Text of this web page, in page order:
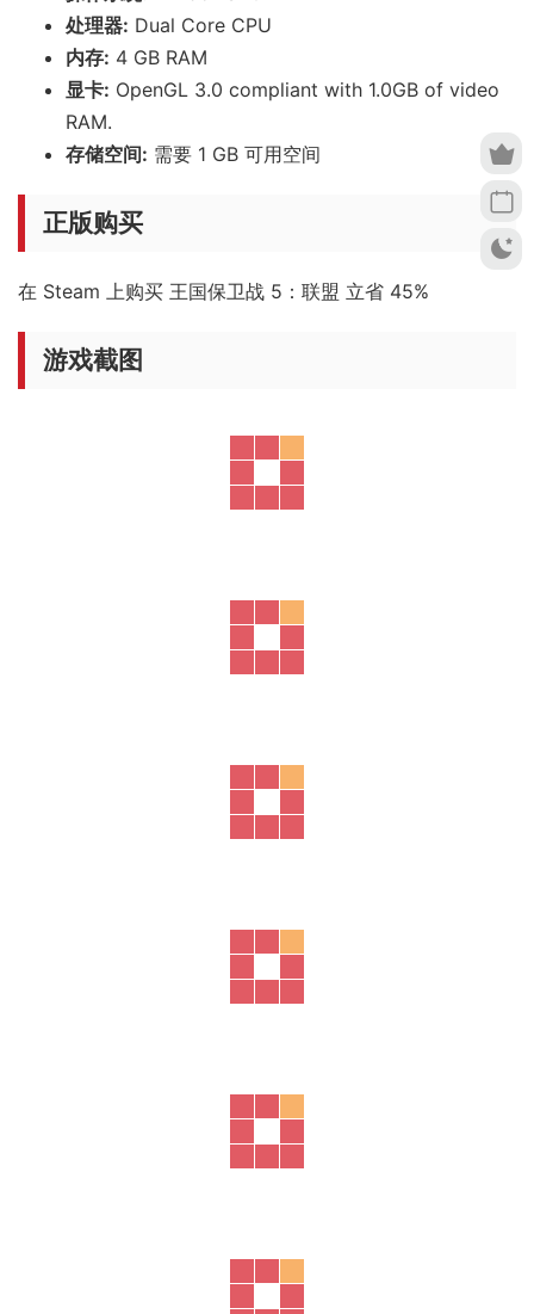
处理器: Dual Core CPU
内存: 4 GB RAM
显卡: OpenGL 3.0 compliant with 1.0GB of video
RAM.
存储空间: 需要 1 GB 可用空间
正版购买
在 Steam 上购买 王国保卫战 5：联盟 立省 45%
游戏截图